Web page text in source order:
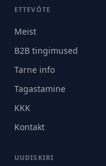
ETTEVÕTE
Meist
B2B tingimused
Tarne info
Tagastamine
KKK
Kontakt
UUDISKIRI